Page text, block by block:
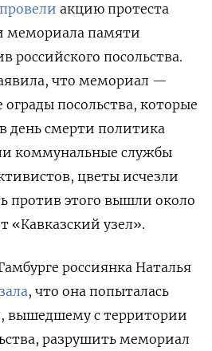
провели акцию протеста
мемориала памяти
российского посольства.
что мемориал —
посольства, которые
день смерти политика
коммунальные службы
цветы исчезли
против этого вышли около
«Кавказский узел».
россиянка Наталья
, что она попыталась
вышедшему с территории
разрушить мемориал